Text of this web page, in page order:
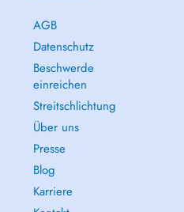
AGB
Datenschutz
Beschwerde
einreichen
Streitschlichtung
Über uns
Presse
Blog
Karriere